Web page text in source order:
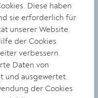
2024 kam es zu
im und neben
Noch im
der
begonnen. Für die
Gründen
Diese haben
sie erforderlich für
unserer Website.
der Cookies
verbessern.
Daten von
und ausgewertet.
der Cookies